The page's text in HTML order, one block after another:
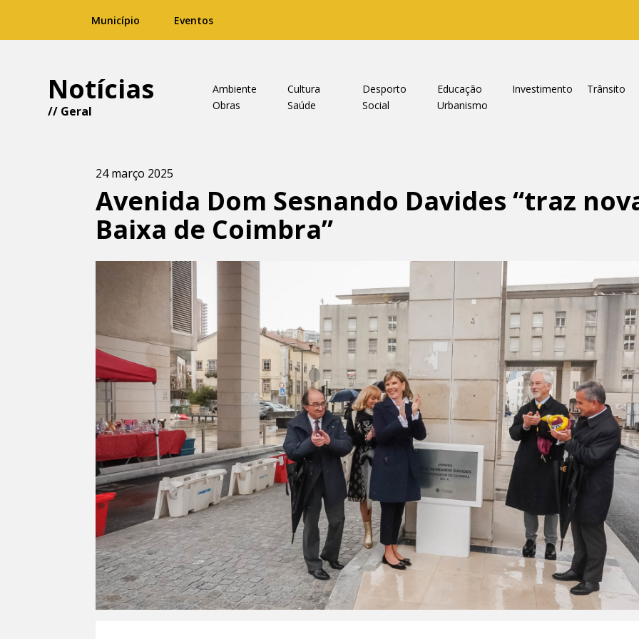
Município Eventos
Notícias
// Geral
Ambiente Cultura Desporto Educação Investimento
Trânsito
Obras
Saúde Social Urbanismo
24 março 2025
Avenida Dom Sesnando Davides “traz
Baixa de Coimbra”